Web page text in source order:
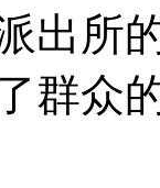
出所
群众